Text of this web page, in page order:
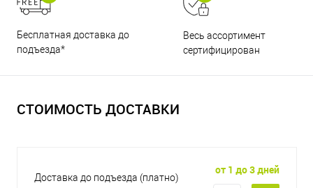
Бесплатная доставка до
подъезда*
Весь ассортимент
сертифицирован
СТОИМОСТЬ ДОСТАВКИ
Доставка до подъезда (платно)
от 1 до 3 дней